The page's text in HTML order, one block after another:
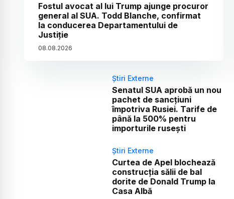
Fostul avocat al lui Trump ajunge procuror
general al SUA. Todd Blanche, confirmat
la conducerea Departamentului de
Justiție
08.08.2026
Știri Externe
Senatul SUA aprobă un nou
pachet de sancțiuni
împotriva Rusiei. Tarife de
până la 500% pentru
importurile rusești
Știri Externe
Curtea de Apel blochează
construcția sălii de bal
dorite de Donald Trump la
Casa Albă